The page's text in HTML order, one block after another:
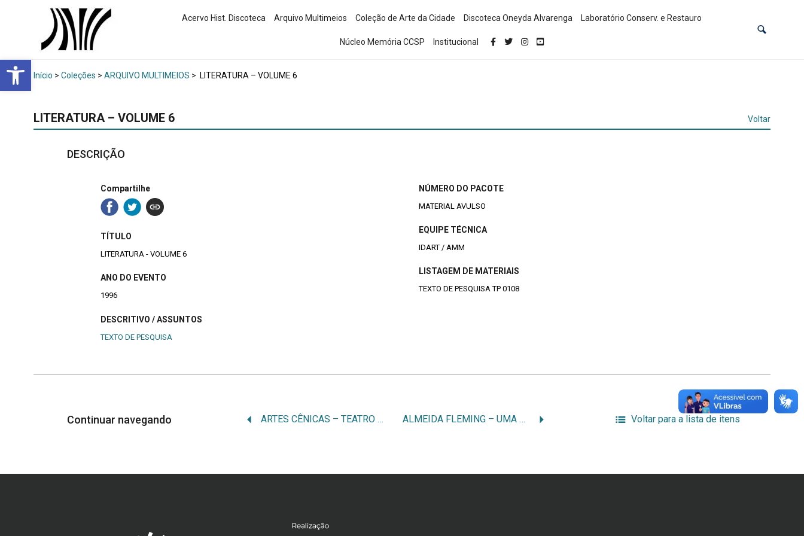
Abrir a barra de ferramentas
Acervo Hist. Discoteca Arquivo Multimeios Coleção de Arte da Cidade Discoteca Oneyda Alvarenga Laboratório Conserv. e Restauro
Núcleo Memória CCSP Institucional
Início > Coleções > ARQUIVO MULTIMEIOS > LITERATURA – VOLUME 6
LITERATURA – VOLUME 6 Voltar
DESCRIÇÃO
Compartilhe
TÍTULO
LITERATURA - VOLUME 6
ANO DO EVENTO
1996
DESCRITIVO / ASSUNTOS
TEXTO DE PESQUISA
NÚMERO DO PACOTE
MATERIAL AVULSO
EQUIPE TÉCNICA
IDART / AMM
LISTAGEM DE MATERIAIS
TEXTO DE PESQUISA TP 0108
Continuar navegando ARTES CÊNICAS – TEATRO – VOLUME 3 ALMEIDA FLEMING – UMA VOCAÇÃO Voltar para a lista de itens